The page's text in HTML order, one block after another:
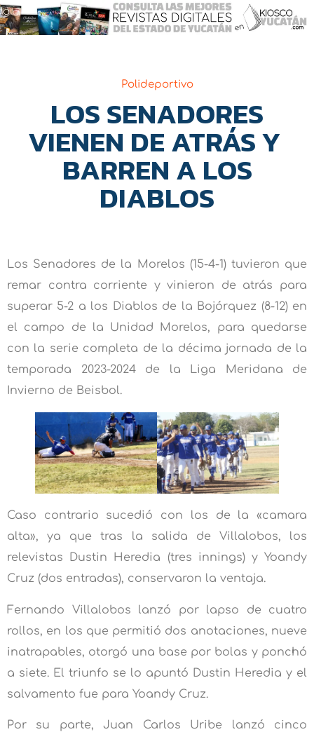
Polideportivo
LOS SENADORES
VIENEN DE ATRÁS Y
BARREN A LOS
DIABLOS
Los Senadores de la Morelos (15-4-1) tuvieron que
remar contra corriente y vinieron de atrás para
superar 5-2 a los Diablos de la Bojórquez (8-12) en
el campo de la Unidad Morelos, para quedarse
con la serie completa de la décima jornada de la
temporada 2023-2024 de la Liga Meridana de
Invierno de Beisbol.
Caso contrario sucedió con los de la «camara
alta», ya que tras la salida de Villalobos, los
relevistas Dustin Heredia (tres innings) y Yoandy
Cruz (dos entradas), conservaron la ventaja.
Fernando Villalobos lanzó por lapso de cuatro
rollos, en los que permitió dos anotaciones, nueve
inatrapables, otorgó una base por bolas y ponchó
a siete. El triunfo se lo apuntó Dustin Heredia y el
salvamento fue para Yoandy Cruz.
Por su parte, Juan Carlos Uribe lanzó cinco